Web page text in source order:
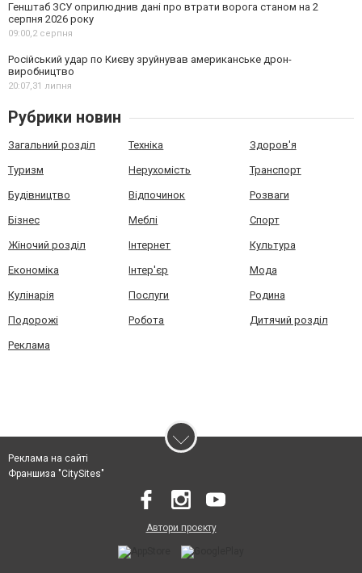
Генштаб ЗСУ оприлюднив дані про втрати ворога станом на 2
серпня 2026 року
09:00,2 серпня
Російський удар по Києву зруйнував американське дрон-
виробництво
20:07,31 липня
Рубрики новин
Загальний розділ Техніка Здоров'я
Туризм Нерухомість Транспорт
Будівництво Відпочинок Розваги
Бізнес Меблі Спорт
Жіночий розділ Інтернет Культура
Економіка Інтер'єр Мода
Кулінарія Послуги Родина
Подорожі Робота Дитячий розділ
Реклама
Реклама на сайті
Франшиза "CitySites"
Автори проєкту